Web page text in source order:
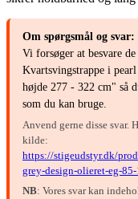
Om spørgsmål og svar:
Vi forsøger at besvare
Kvartsvingstrappe i
højde 277 - 322 cm" så
som du kan bruge.
Anvend gerne disse svar.
kilde:
https://stigeudstyr.dk/
grey-design-olieret-eg-
NB: Vores svar kan